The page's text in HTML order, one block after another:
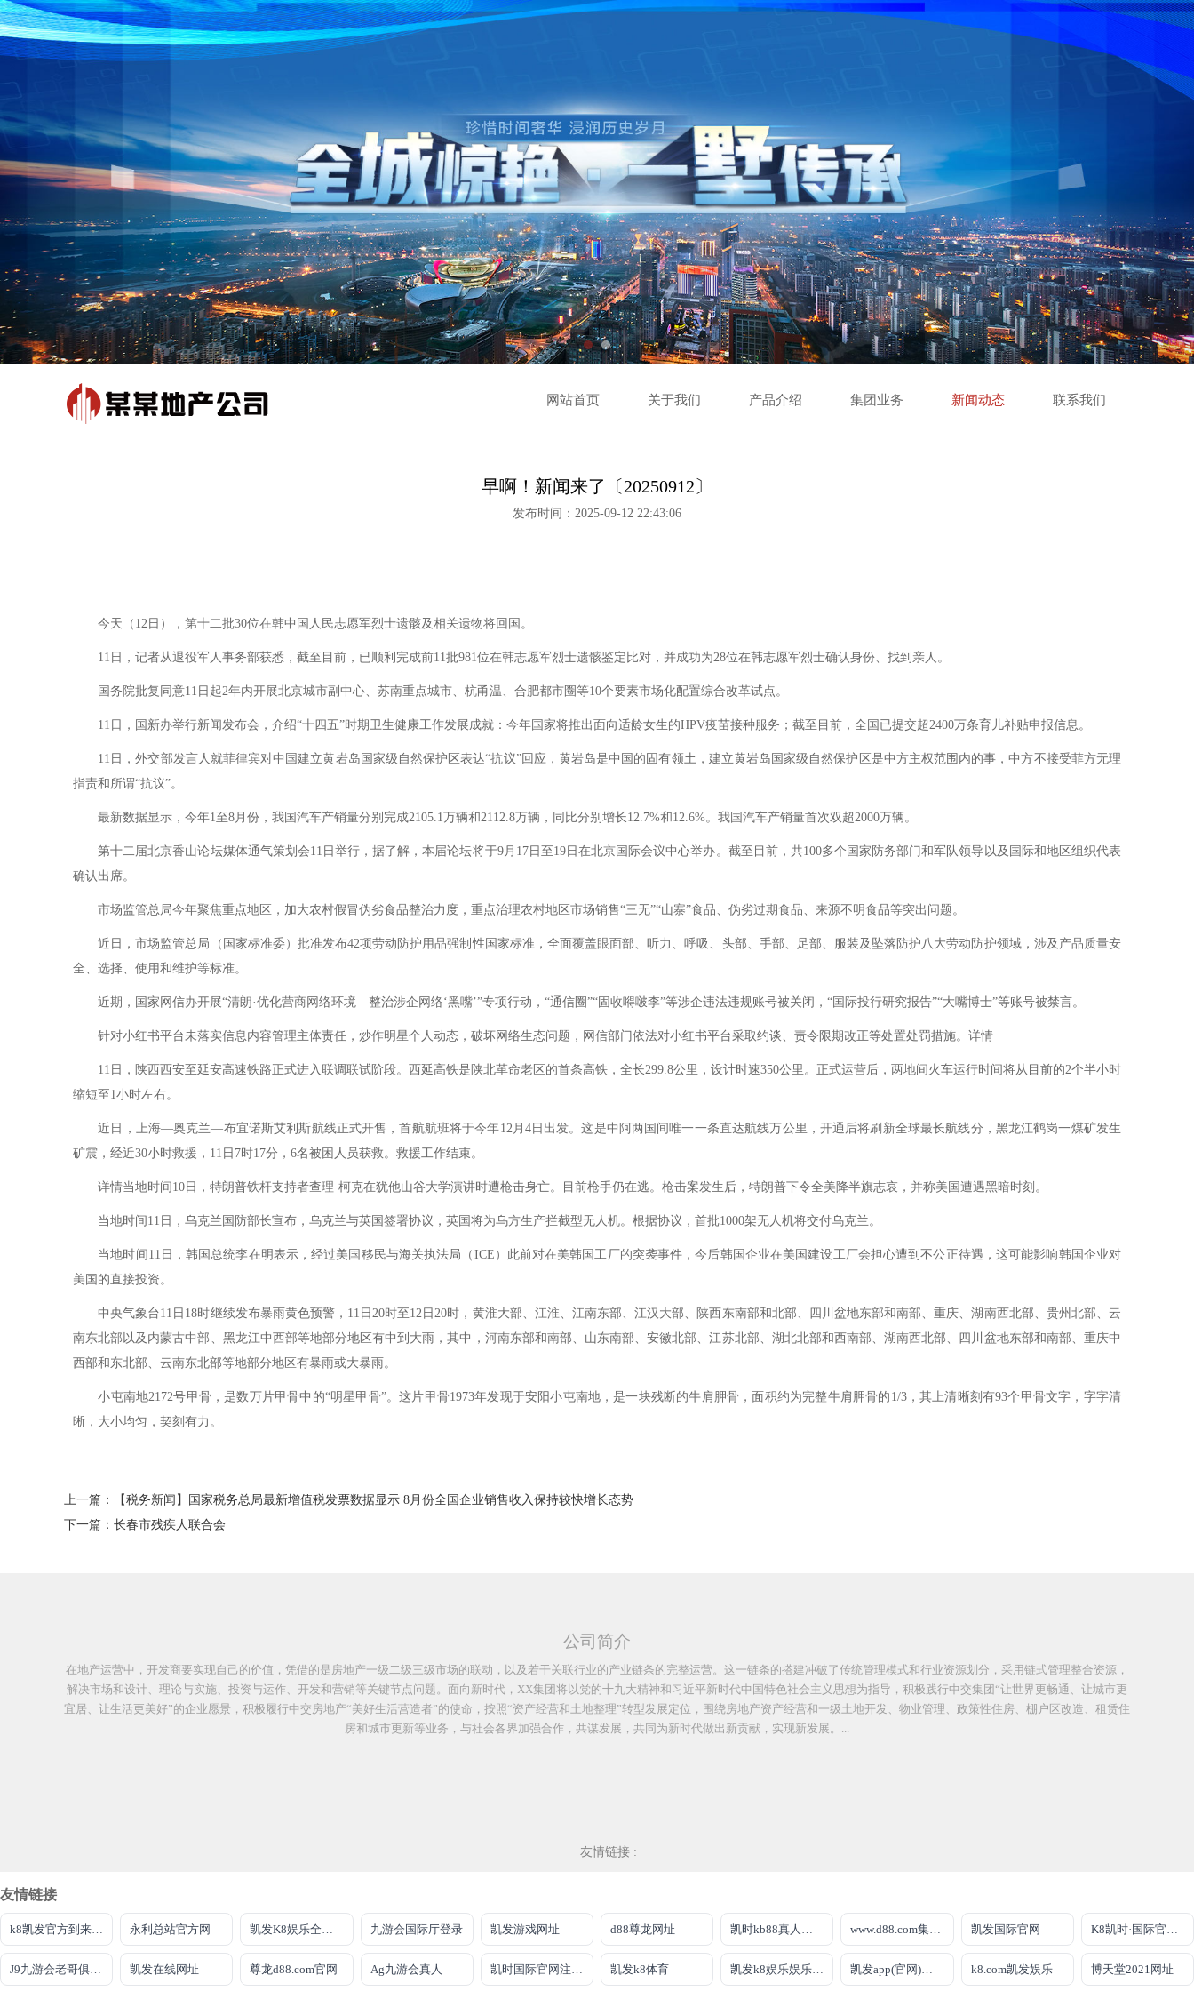
网站首页 关于我们 产品介绍 集团业务 新闻动态 联系我们
早啊！新闻来了〔20250912〕
发布时间：2025-09-12 22:43:06
今天（12日），第十二批30位在韩中国人民志愿军烈士遗骸及相关遗物将回国。
11日，记者从退役军人事务部获悉，截至目前，已顺利完成前11批981位在韩志愿军烈士遗骸鉴定比对，并成功为28位在韩志愿军烈士确认身份、找到亲人。
国务院批复同意11日起2年内开展北京城市副中心、苏南重点城市、杭甬温、合肥都市圈等10个要素市场化配置综合改革试点。
11日，国新办举行新闻发布会，介绍“十四五”时期卫生健康工作发展成就：今年国家将推出面向适龄女生的HPV疫苗接种服务；截至目前，全国已提交超2400万条育儿补贴申报信息。
11日，外交部发言人就菲律宾对中国建立黄岩岛国家级自然保护区表达“抗议”回应，黄岩岛是中国的固有领土，建立黄岩岛国家级自然保护区是中方主权范围内的事，中方不接受菲方无理
指责和所谓“抗议”。
最新数据显示，今年1至8月份，我国汽车产销量分别完成2105.1万辆和2112.8万辆，同比分别增长12.7%和12.6%。我国汽车产销量首次双超2000万辆。
第十二届北京香山论坛媒体通气策划会11日举行，据了解，本届论坛将于9月17日至19日在北京国际会议中心举办。截至目前，共100多个国家防务部门和军队领导以及国际和地区组织代表
确认出席。
市场监管总局今年聚焦重点地区，加大农村假冒伪劣食品整治力度，重点治理农村地区市场销售“三无”“山寨”食品、伪劣过期食品、来源不明食品等突出问题。
近日，市场监管总局（国家标准委）批准发布42项劳动防护用品强制性国家标准，全面覆盖眼面部、听力、呼吸、头部、手部、足部、服装及坠落防护八大劳动防护领域，涉及产品质量安
全、选择、使用和维护等标准。
近期，国家网信办开展“清朗·优化营商网络环境—整治涉企网络‘黑嘴’”专项行动，“通信圈”“固收嘚啵李”等涉企违法违规账号被关闭，“国际投行研究报告”“大嘴博士”等账号被禁言。
针对小红书平台未落实信息内容管理主体责任，炒作明星个人动态，破坏网络生态问题，网信部门依法对小红书平台采取约谈、责令限期改正等处置处罚措施。详情
11日，陕西西安至延安高速铁路正式进入联调联试阶段。西延高铁是陕北革命老区的首条高铁，全长299.8公里，设计时速350公里。正式运营后，两地间火车运行时间将从目前的2个半小时
缩短至1小时左右。
近日，上海—奥克兰—布宜诺斯艾利斯航线正式开售，首航航班将于今年12月4日出发。这是中阿两国间唯一一条直达航线万公里，开通后将刷新全球最长航线分，黑龙江鹤岗一煤矿发生
矿震，经近30小时救援，11日7时17分，6名被困人员获救。救援工作结束。
详情当地时间10日，特朗普铁杆支持者查理·柯克在犹他山谷大学演讲时遭枪击身亡。目前枪手仍在逃。枪击案发生后，特朗普下令全美降半旗志哀，并称美国遭遇黑暗时刻。
当地时间11日，乌克兰国防部长宣布，乌克兰与英国签署协议，英国将为乌方生产拦截型无人机。根据协议，首批1000架无人机将交付乌克兰。
当地时间11日，韩国总统李在明表示，经过美国移民与海关执法局（ICE）此前对在美韩国工厂的突袭事件，今后韩国企业在美国建设工厂会担心遭到不公正待遇，这可能影响韩国企业对
美国的直接投资。
中央气象台11日18时继续发布暴雨黄色预警，11日20时至12日20时，黄淮大部、江淮、江南东部、江汉大部、陕西东南部和北部、四川盆地东部和南部、重庆、湖南西北部、贵州北部、云
南东北部以及内蒙古中部、黑龙江中西部等地部分地区有中到大雨，其中，河南东部和南部、山东南部、安徽北部、江苏北部、湖北北部和西南部、湖南西北部、四川盆地东部和南部、重庆中
西部和东北部、云南东北部等地部分地区有暴雨或大暴雨。
小屯南地2172号甲骨，是数万片甲骨中的“明星甲骨”。这片甲骨1973年发现于安阳小屯南地，是一块残断的牛肩胛骨，面积约为完整牛肩胛骨的1/3，其上清晰刻有93个甲骨文字，字字清
晰，大小均匀，契刻有力。
上一篇：【税务新闻】国家税务总局最新增值税发票数据显示 8月份全国企业销售收入保持较快增长态势
下一篇：长春市残疾人联合会
公司简介
在地产运营中，开发商要实现自己的价值，凭借的是房地产一级二级三级市场的联动，以及若干关联行业的产业链条的完整运营。这一链条的搭建冲破了传统管理模式和行业资源划分，采用链式管理整合资源，
解决市场和设计、理论与实施、投资与运作、开发和营销等关键节点问题。面向新时代，XX集团将以党的十九大精神和习近平新时代中国特色社会主义思想为指导，积极践行中交集团“让世界更畅通、让城市更
宜居、让生活更美好”的企业愿景，积极履行中交房地产“美好生活营造者”的使命，按照“资产经营和土地整理”转型发展定位，围绕房地产资产经营和一级土地开发、物业管理、政策性住房、棚户区改造、租赁住
房和城市更新等业务，与社会各界加强合作，共谋发展，共同为新时代做出新贡献，实现新发展。...
友情链接 :
友情链接
k8凯发官方到来就送38 永利总站官方网 凯发K8娱乐全球公开 九游会国际厅登录 凯发游戏网址 d88尊龙网址 凯时kb88真人盘口 www.d88.com集团官网 凯发国际官网 K8凯时·国际官方网站
J9九游会老哥俱乐部登录入口 凯发在线网址 尊龙d88.com官网 Ag九游会真人 凯时国际官网注册账号申请唯一官方网址 凯发k8体育 凯发k8娱乐娱乐手机版 凯发app(官网)下载 k8.com凯发娱乐 博天堂2021网址